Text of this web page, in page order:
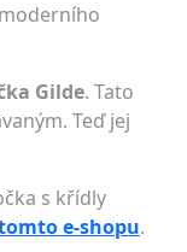
Gilde. Tato
Teď jej
s křídly
e-shopu.